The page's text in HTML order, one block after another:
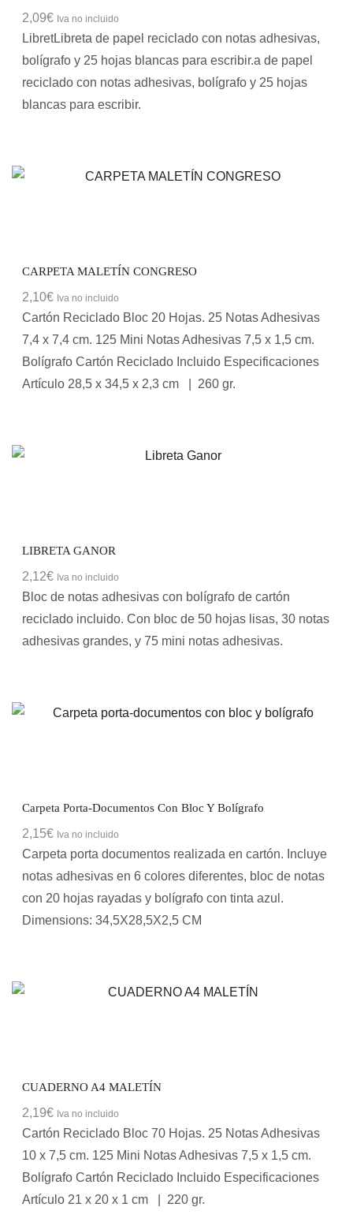
2,09€ Iva no incluido
LibretLibreta de papel reciclado con notas adhesivas,
bolígrafo y 25 hojas blancas para escribir.a de papel
reciclado con notas adhesivas, bolígrafo y 25 hojas
blancas para escribir.
CARPETA MALETÍN CONGRESO
2,10€ Iva no incluido
Cartón Reciclado Bloc 20 Hojas. 25 Notas Adhesivas
7,4 x 7,4 cm. 125 Mini Notas Adhesivas 7,5 x 1,5 cm.
Bolígrafo Cartón Reciclado Incluido Especificaciones
Artículo 28,5 x 34,5 x 2,3 cm | 260 gr.
LIBRETA GANOR
2,12€ Iva no incluido
Bloc de notas adhesivas con bolígrafo de cartón
reciclado incluido. Con bloc de 50 hojas lisas, 30 notas
adhesivas grandes, y 75 mini notas adhesivas.
Carpeta Porta-Documentos Con Bloc Y Bolígrafo
2,15€ Iva no incluido
Carpeta porta documentos realizada en cartón. Incluye
notas adhesivas en 6 colores diferentes, bloc de notas
con 20 hojas rayadas y bolígrafo con tinta azul.
Dimensions: 34,5X28,5X2,5 CM
CUADERNO A4 MALETÍN
2,19€ Iva no incluido
Cartón Reciclado Bloc 70 Hojas. 25 Notas Adhesivas
10 x 7,5 cm. 125 Mini Notas Adhesivas 7,5 x 1,5 cm.
Bolígrafo Cartón Reciclado Incluido Especificaciones
Artículo 21 x 20 x 1 cm | 220 gr.